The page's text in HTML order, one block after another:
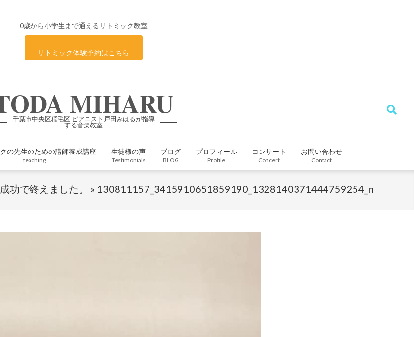
0歳から小学生まで通えるリトミック教室
リトミック体験予約はこちら
MIHARU
千葉市中央区稲毛区 ピアニスト戸田みはるが指導
する音楽教室
Search
Navigation
Menu
の先生のための講師養成講座
teaching
生徒様の声
Testimonials
ブログ
BLOG
プロフィール
Profile
コンサート
Concert
お問い合わせ
Contact
功で終えました。 » 130811157_3415910651859190_1328140371444759254_n